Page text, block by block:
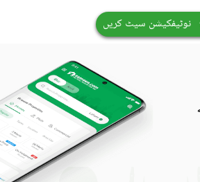
نوٹیفکیشن سیٹ کریں